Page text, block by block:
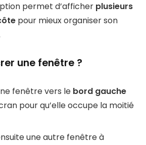
permet d’afficher plusieurs
pour mieux organiser son
une fenêtre ?
fenêtre vers le bord gauche
pour qu’elle occupe la moitié
une autre fenêtre à